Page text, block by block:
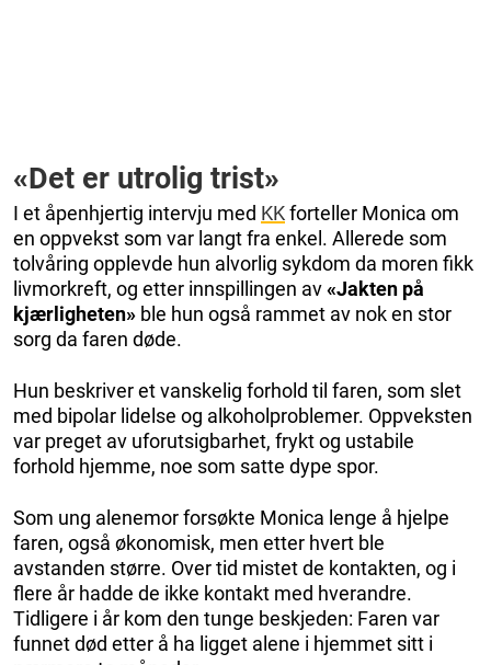
«Det er utrolig trist»
I et åpenhjertig intervju med KKforteller Monica om
en oppvekst som var langt fra enkel. Allerede som
tolvåring opplevde hun alvorlig sykdom da moren fikk
livmorkreft, og etter innspillingen av«Jakten på
kjærligheten» ble hun også rammet av nok en stor
sorg da faren døde.
Hun beskriver et vanskelig forhold til faren, som slet
med bipolar lidelse og alkoholproblemer. Oppveksten
var preget av uforutsigbarhet, frykt og ustabile
forhold hjemme, noe som satte dype spor.
Som ung alenemor forsøkte Monica lenge å hjelpe
faren, også økonomisk, men etter hvert ble
avstanden større. Over tid mistet de kontakten, og i
flere år hadde de ikke kontakt med hverandre.
Tidligere i år kom den tunge beskjeden: Faren var
funnet død etter å ha ligget alene i hjemmet sitt i